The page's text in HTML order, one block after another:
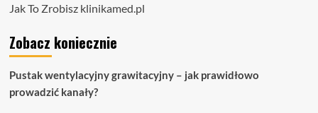
Jak To Zrobisz klinikamed.pl
Zobacz koniecznie
Pustak wentylacyjny grawitacyjny – jak prawidłowo
prowadzić kanały?